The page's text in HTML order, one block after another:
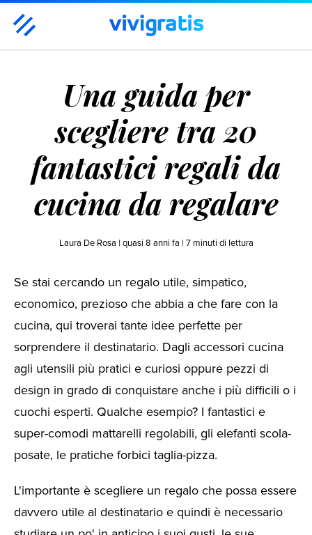
Tempo libero
Tecnologia Viaggi Hot
Una guida per
scegliere tra 20
fantastici regali da
cucina da regalare
Laura De Rosa | quasi 8 anni fa | 7minuti di lettura
Se stai cercando un regalo utile, simpatico,
economico, prezioso che abbia a che fare con la
cucina, qui troverai tante idee perfette per
sorprendere il destinatario. Dagli accessori cucina
agli utensili più pratici e curiosi oppure pezzi di
design in grado di conquistare anche i più difficili o i
cuochi esperti. Qualche esempio? I fantastici e
super-comodi mattarelli regolabili, gli elefanti scola-
posate, le pratiche forbici taglia-pizza.
L'importante è scegliere un regalo che possa essere
davvero utile al destinatario e quindi è necessario